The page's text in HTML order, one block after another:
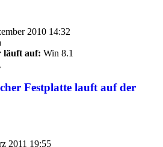
2010 14:32
läuft auf: Win 8.1
Festplatte lauft auf der
2011 19:55